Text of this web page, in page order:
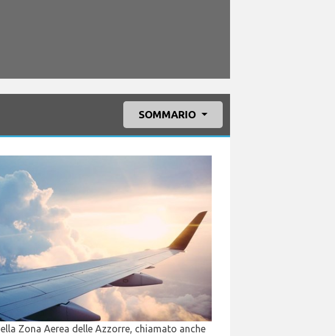
SOMMARIO
Zona Aerea delle Azzorre, chiamato anche